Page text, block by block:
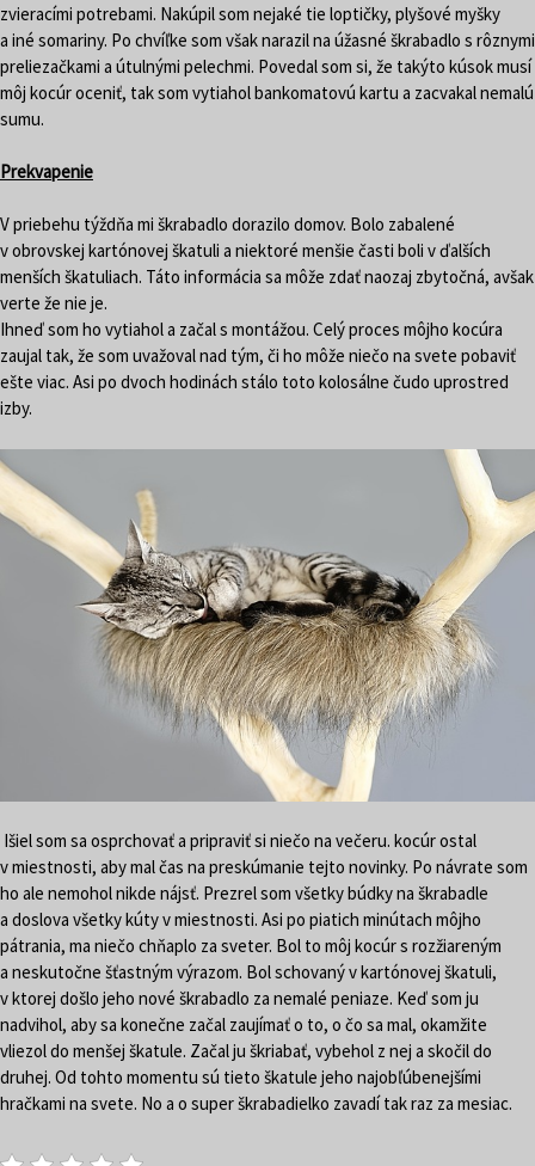
zvieracími potrebami. Nakúpil som nejaké tie loptičky, plyšové myšky
a iné somariny. Po chvíľke som však narazil na úžasné škrabadlo s rôznymi
preliezačkami a útulnými pelechmi. Povedal som si, že takýto kúsok musí
môj kocúr oceniť, tak som vytiahol bankomatovú kartu a zacvakal nemalú
sumu.
Prekvapenie
V priebehu týždňa mi škrabadlo dorazilo domov. Bolo zabalené
v obrovskej kartónovej škatuli a niektoré menšie časti boli v ďalších
menších škatuliach. Táto informácia sa môže zdať naozaj zbytočná, avšak
verte že nie je.
Ihneď som ho vytiahol a začal s montážou. Celý proces môjho kocúra
zaujal tak, že som uvažoval nad tým, či ho môže niečo na svete pobaviť
ešte viac. Asi po dvoch hodinách stálo toto kolosálne čudo uprostred
izby.
Išiel som sa osprchovať a pripraviť si niečo na večeru. kocúr ostal
v miestnosti, aby mal čas na preskúmanie tejto novinky. Po návrate som
ho ale nemohol nikde nájsť. Prezrel som všetky búdky na škrabadle
a doslova všetky kúty v miestnosti. Asi po piatich minútach môjho
pátrania, ma niečo chňaplo za sveter. Bol to môj kocúr s rozžiareným
a neskutočne šťastným výrazom. Bol schovaný v kartónovej škatuli,
v ktorej došlo jeho nové škrabadlo za nemalé peniaze. Keď som ju
nadvihol, aby sa konečne začal zaujímať o to, o čo sa mal, okamžite
vliezol do menšej škatule. Začal ju škriabať, vybehol z nej a skočil do
druhej. Od tohto momentu sú tieto škatule jeho najobľúbenejšími
hračkami na svete. No a o super škrabadielko zavadí tak raz za mesiac.